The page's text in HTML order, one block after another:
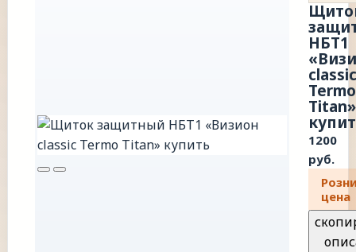
НБТ1
classic
Termo
Titan»
1200
руб.
цена